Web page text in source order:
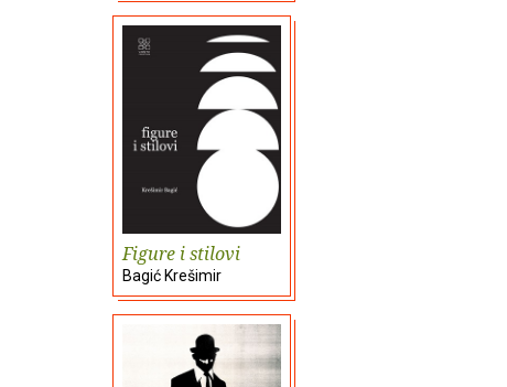
Figure i stilovi
Bagić Krešimir